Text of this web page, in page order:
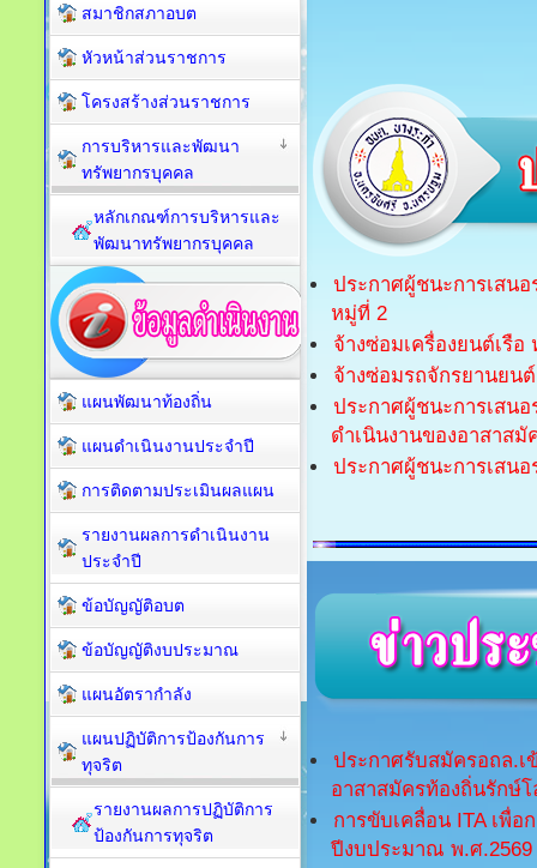
ประกาศผู้ชนะการเสน
หมู่ที่ 2
จ้างซ่อมเครื่องยนต์เรื
จ้างซ่อมรถจักรยานยน
ประกาศผู้ชนะการเสน
ดำเนินงานของอาสาสมั
ประกาศผู้ชนะการเสน
ประกาศรับสมัครอถล.เ
อาสาสมัครท้องถิ่นรักษ์
การขับเคลื่อน ITA เพื่อ
ปีงบประมาณ พ.ศ.2569
สมาชิกสภาอบต
หัวหน้าส่วนราชการ
โครงสร้างส่วนราชการ
การบริหารและพัฒนา
ทรัพยากรบุคคล
หลักเกณฑ์การบริหารและ
พัฒนาทรัพยากรบุคคล
แผนพัฒนาท้องถิ่น
แผนดำเนินงานประจำปี
การติดตามประเมินผลแผน
รายงานผลการดำเนินงาน
ประจำปี
ข้อบัญญัติอบต
ข้อบัญญัติงบประมาณ
แผนอัตรากำลัง
แผนปฏิบัติการป้องกันการ
ทุจริต
รายงานผลการปฏิบัติการ
ป้องกันการทุจริต